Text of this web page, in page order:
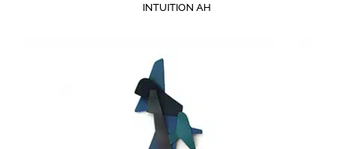
INTUITION AH